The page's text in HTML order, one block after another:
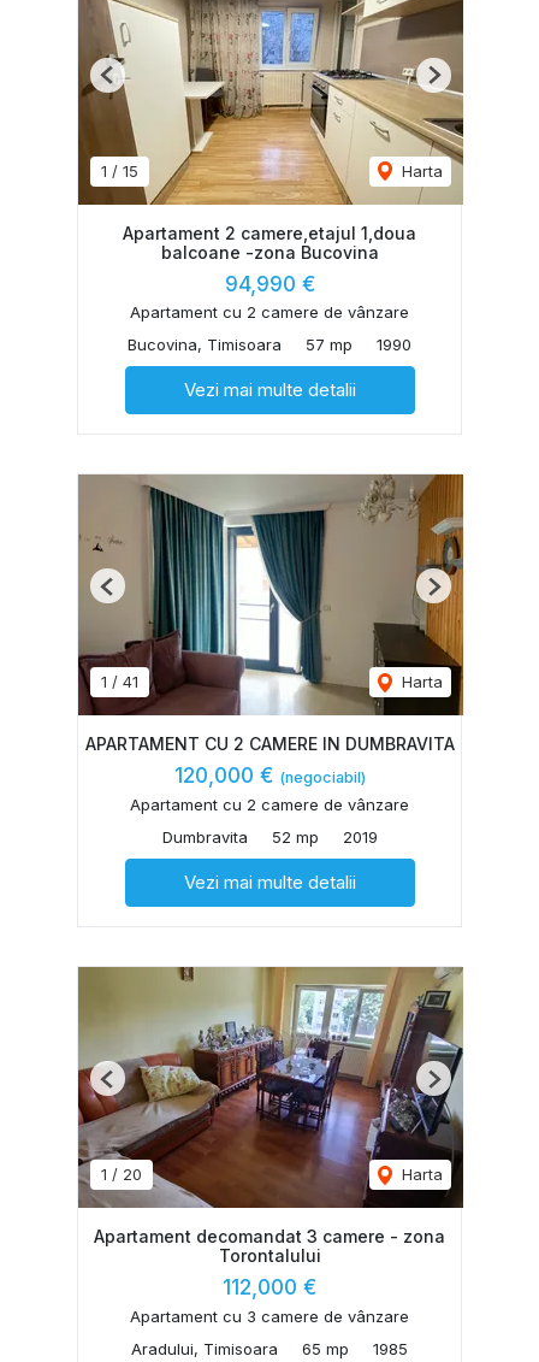
1 / 15 Harta
Previous Next
Apartament 2 camere,etajul 1,doua
balcoane -zona Bucovina
94,990 €
Apartament cu 2 camere de vânzare
Bucovina, Timisoara
57 mp 1990
Vezi mai multe detalii
1 / 41 Harta
Previous Next
APARTAMENT CU 2 CAMERE IN DUMBRAVITA
120,000 € (negociabil)
Apartament cu 2 camere de vânzare
Dumbravita
52 mp 2019
Vezi mai multe detalii
1 / 20 Harta
Previous Next
Apartament decomandat 3 camere - zona
Torontalului
112,000 €
Apartament cu 3 camere de vânzare
Aradului, Timisoara
65 mp 1985